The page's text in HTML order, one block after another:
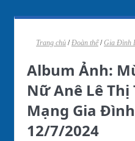
Trang chủ /Đoàn thể/Gia Đình
Album Ảnh:
Nữ Anê Lê Thị
Mạng Gia
12/7/2024